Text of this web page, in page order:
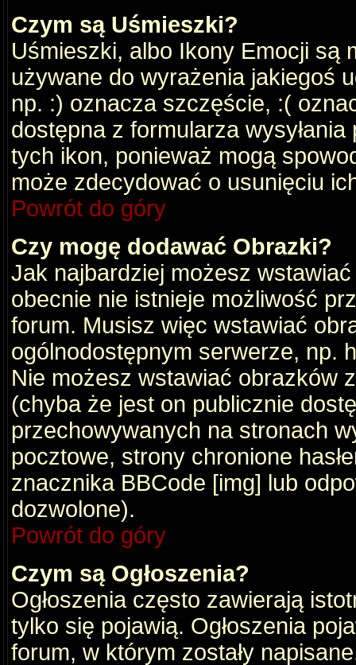
Czym są Uśmieszki?
Uśmieszki, albo Ikony Emocji są
używane do wyrażenia jakiegoś
np. :) oznacza szczęście, :(
dostępna z formularza
tych ikon, ponieważ mogą
może zdecydować o usunięciu
Powrót do góry
Czy mogę dodawać Obrazki?
Jak najbardziej możesz
obecnie nie istnieje możliwość
forum. Musisz więc wstawiać
ogólnodostępnym serwerze, np.
Nie możesz wstawiać obrazków
(chyba że jest on publicznie
przechowywanych na stronach
pocztowe, strony chronione
znacznika BBCode [img] lub
dozwolone).
Powrót do góry
Czym są Ogłoszenia?
Ogłoszenia często zawierają
tylko się pojawią. Ogłoszenia
forum, w którym zostały